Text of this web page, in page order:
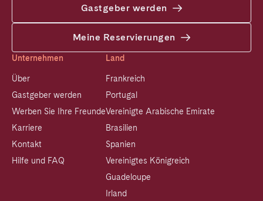
Gastgeber werden
Meine Reservierungen
Unternehmen
Über
Gastgeber werden
Werben Sie Ihre Freunde
Karriere
Kontakt
Hilfe und FAQ
Land
Frankreich
Portugal
Vereinigte Arabische Emirate
Brasilien
Spanien
Vereinigtes Königreich
Guadeloupe
Irland